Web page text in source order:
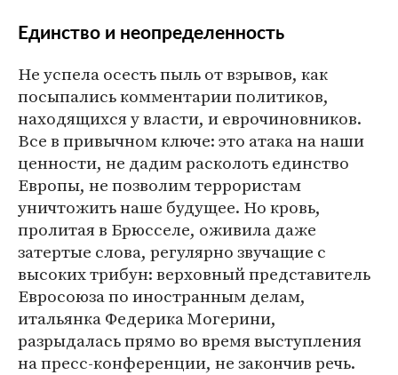
Единство и неопределенность
Не успела осесть пыль от взрывов, как
посыпались комментарии политиков,
находящихся у власти, и еврочиновников.
Все в привычном ключе: это атака на наши
ценности, не дадим расколоть единство
Европы, не позволим террористам
уничтожить наше будущее. Но кровь,
пролитая в Брюсселе, оживила даже
затертые слова, регулярно звучащие с
высоких трибун: верховный представитель
Евросоюза по иностранным делам,
итальянка Федерика Могерини,
разрыдалась прямо во время выступления
на пресс-конференции, не закончив речь.